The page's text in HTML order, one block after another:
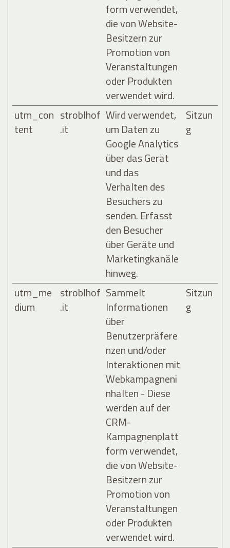
form verwendet,
die von Website-
Besitzern zur
Promotion von
Veranstaltungen
oder Produkten
verwendet wird.
utm_con
tent
stroblhof
.it
Wird verwendet,
um Daten zu
Google Analytics
über das Gerät
und das
Verhalten des
Besuchers zu
senden. Erfasst
den Besucher
über Geräte und
Marketingkanäle
hinweg.
Sitzun
g
utm_me
dium
stroblhof
.it
Sammelt
Informationen
über
Benutzerpräfere
nzen und/oder
Interaktionen mit
Webkampagneni
nhalten - Diese
werden auf der
CRM-
Kampagnenplatt
form verwendet,
die von Website-
Besitzern zur
Promotion von
Veranstaltungen
oder Produkten
verwendet wird.
Sitzun
g